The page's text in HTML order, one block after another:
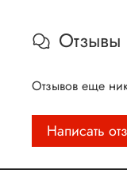
Отзывы
Отзывов еще
Написать